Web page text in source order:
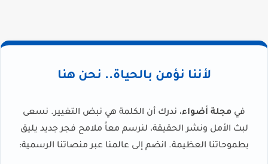
لأننا نؤمن بالحياة.. نحن هنا
في مجلة أضواء، ندرك أن الكلمة هي نبض التغيير. نسعى
لبث الأمل ونشر الحقيقة، لنرسم معاً ملامح فجر جديد يليق
بطموحاتنا العظيمة. انضم إلى عالمنا عبر منصاتنا الرسمية: